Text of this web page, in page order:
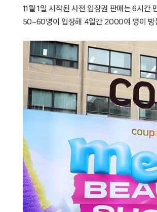
11월 1일 시작된 사전 입장권 판매는 6시
50~60명이 입장해 4일간 2000여 명이 방